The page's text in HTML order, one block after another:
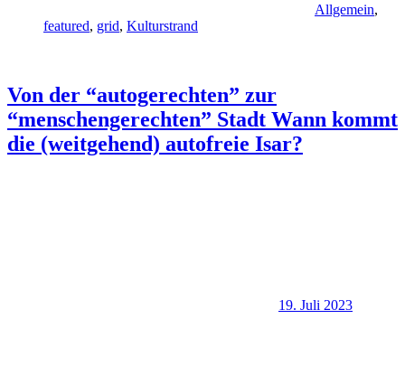
Allgemein,
featured, grid, Kulturstrand
Von der “autogerechten” zur
“menschengerechten” Stadt Wann kommt
die (weitgehend) autofreie Isar?
19. Juli 2023